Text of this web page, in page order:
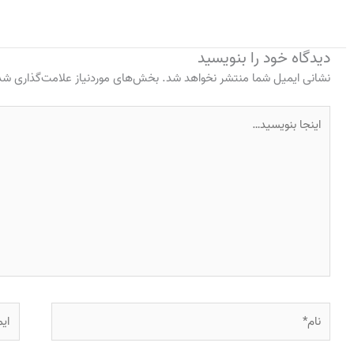
دیدگاه‌ خود را بنویسید
نشانی ایمیل شما منتشر نخواهد شد. بخش‌های موردنیاز علامت‌گذاری
بنویسید…